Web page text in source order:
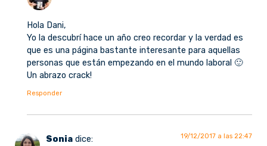
Hola Dani,
Yo la descubrí hace un año creo recordar y la verdad es
que es una página bastante interesante para aquellas
personas que están empezando en el mundo laboral 🙂
Un abrazo crack!
Responder
Sonia dice: 19/12/2017 a las 22:47